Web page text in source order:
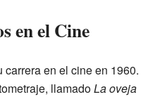
en el Cine
en el cine en 1960.
llamadoLa oveja